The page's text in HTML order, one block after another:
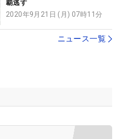
覇逃す
2020年9月21日 (月) 07時11分
ニュース一覧